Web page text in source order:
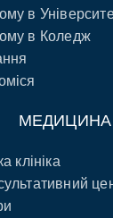
в
в Коледж
МЕДИЦИНА
клініка